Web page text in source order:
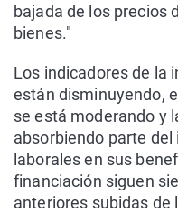
bajada de los precios
bienes."
Los indicadores de la
están disminuyendo,
se está moderando y
absorbiendo parte
laborales en sus
financiación siguen
anteriores subidas de